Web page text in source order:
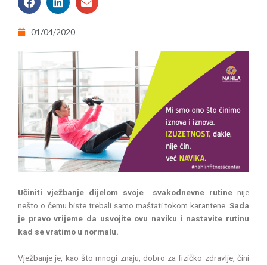
01/04/2020
Učiniti vježbanje dijelom svoje svakodnevne rutine nije
nešto o čemu biste trebali samo maštati tokom karantene. Sada
je pravo vrijeme da usvojite ovu naviku i nastavite rutinu
kad se vratimo u normalu.
Vježbanje je, kao što mnogi znaju, dobro za fizičko zdravlje, čini